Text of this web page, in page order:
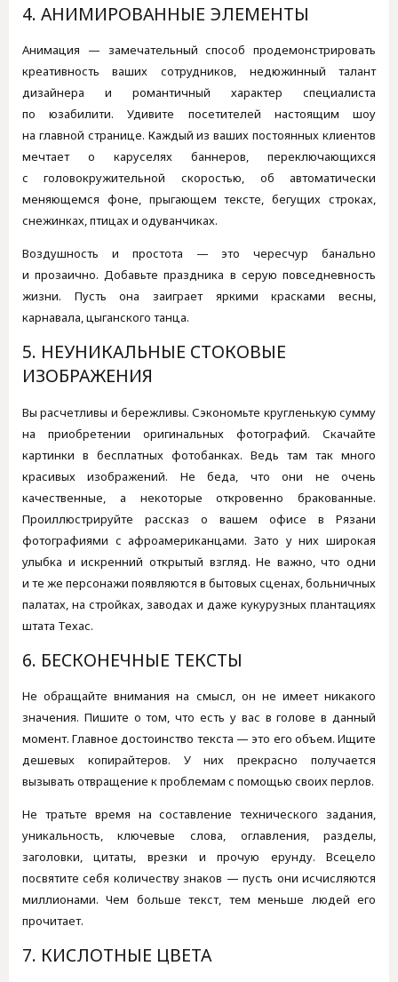
4. АНИМИРОВАННЫЕ ЭЛЕМЕНТЫ
Анимация — замечательный способ продемонстрировать
креативность ваших сотрудников, недюжинный талант
дизайнера и романтичный характер специалиста
по юзабилити. Удивите посетителей настоящим шоу
на главной странице. Каждый из ваших постоянных клиентов
мечтает о каруселях баннеров, переключающихся
с головокружительной скоростью, об автоматически
меняющемся фоне, прыгающем тексте, бегущих строках,
снежинках, птицах и одуванчиках.
Воздушность и простота — это чересчур банально
и прозаично. Добавьте праздника в серую повседневность
жизни. Пусть она заиграет яркими красками весны,
карнавала, цыганского танца.
5. НЕУНИКАЛЬНЫЕ СТОКОВЫЕ
ИЗОБРАЖЕНИЯ
Вы расчетливы и бережливы. Сэкономьте кругленькую сумму
на приобретении оригинальных фотографий. Скачайте
картинки в бесплатных фотобанках. Ведь там так много
красивых изображений. Не беда, что они не очень
качественные, а некоторые откровенно бракованные.
Проиллюстрируйте рассказ о вашем офисе в Рязани
фотографиями с афроамериканцами. Зато у них широкая
улыбка и искренний открытый взгляд. Не важно, что одни
и те же персонажи появляются в бытовых сценах, больничных
палатах, на стройках, заводах и даже кукурузных плантациях
штата Техас.
6. БЕСКОНЕЧНЫЕ ТЕКСТЫ
Не обращайте внимания на смысл, он не имеет никакого
значения. Пишите о том, что есть у вас в голове в данный
момент. Главное достоинство текста — это его объем. Ищите
дешевых копирайтеров. У них прекрасно получается
вызывать отвращение к проблемам с помощью своих перлов.
Не тратьте время на составление технического задания,
уникальность, ключевые слова, оглавления, разделы,
заголовки, цитаты, врезки и прочую ерунду. Всецело
посвятите себя количеству знаков — пусть они исчисляются
миллионами. Чем больше текст, тем меньше людей его
прочитает.
7. КИСЛОТНЫЕ ЦВЕТА